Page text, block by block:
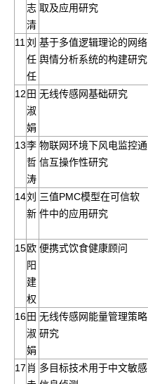
志
清
取及应用研究
11刘
任
任
基于多值逻辑理论的网络
舆情分析系统的构建研究
12 田
淑
娟
无线传感网基础研究
13李
哲
涛
物联网环境下风电监控通
信互操作性研究
14刘
新
三值PMC模型在可信软
件中的应用研究
15欧
阳
建
权
便携式饮食健康顾问
16田
淑
娟
无线传感网能量管理策略
研究
17 肖 多目标技术用于中文敏感